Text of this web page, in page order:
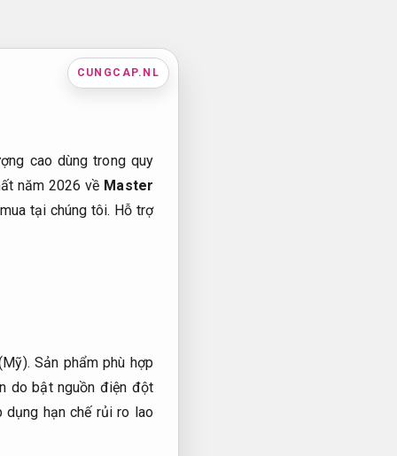
CUNGCAP.NL
cao dùng trong quy
năm 2026 về Master
tại chúng tôi. Hỗ trợ
Sản phẩm phù hợp
do bật nguồn điện đột
dụng hạn chế rủi ro lao